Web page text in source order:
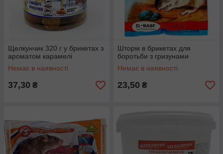
Щелкунчик 320 г у брикетах з
ароматом карамелі
Немає в наявності
37,30 ₴
Шторм в брикетах для
боротьби з гризунами
Немає в наявності
23,50 ₴